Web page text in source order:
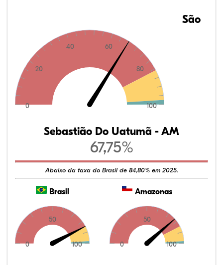
0
20
40 60
80
100
São
Sebastião Do Uatumã - AM
67,75%
Abaixo da taxa do Brasil de 84,80% em 2025.
Brasil
0
50
100
Amazonas
0
50
100